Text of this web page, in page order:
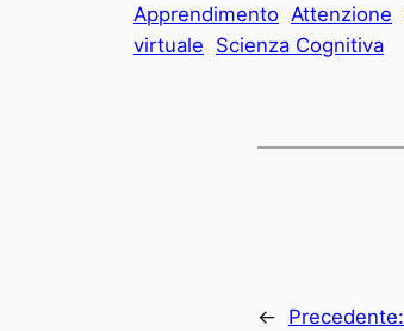
Apprendimento Attenzione
virtuale Scienza Cognitiva
← Precedente: